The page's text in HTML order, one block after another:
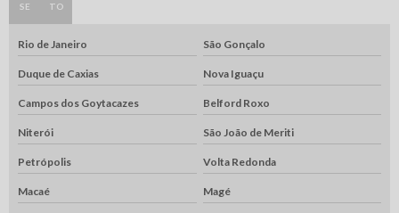
SE TO
Rio de Janeiro São Gonçalo
Duque de Caxias Nova Iguaçu
Campos dos Goytacazes Belford Roxo
Niterói São João de Meriti
Petrópolis Volta Redonda
Macaé Magé